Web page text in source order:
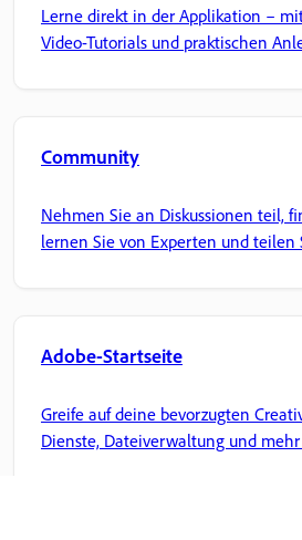
Lerne direkt in der Applikation –
Video-Tutorials und praktischen
Community
Nehmen Sie an Diskussionen teil,
lernen Sie von Experten und teilen
Adobe-Startseite
Greife auf deine bevorzugten
Dienste, Dateiverwaltung und mehr